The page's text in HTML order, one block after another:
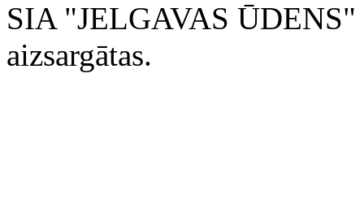
SIA "JELGAVAS ŪDENS"
aizsargātas.